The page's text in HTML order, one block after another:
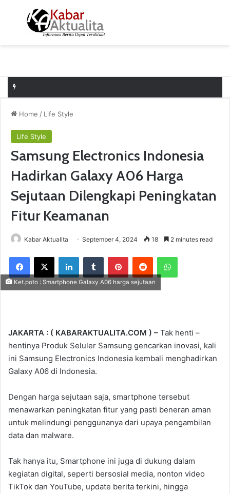
Menu
Home / Life Style
Life Style
Samsung Electronics Indonesia
Hadirkan Galaxy A06 Harga
Sejutaan Dilengkapi Peningkatan
Fitur Keamanan
Kabar Aktualita September 4, 2024 18 2 minutes read
Ket.poto : Smartphone Galaxy A06 harga sejutaan
JAKARTA : ( KABARAKTUALITA.COM ) – Tak henti –
hentinya Produk Seluler Samsung gencarkan inovasi, kali
ini Samsung Electronics Indonesia kembali menghadirkan
Galaxy A06 di Indonesia.
Dengan harga sejutaan saja, smartphone tersebut
menawarkan peningkatan fitur yang pasti beneran aman
untuk melindungi penggunanya dari upaya pengambilan
data dan malware.
Tak hanya itu, Smartphone ini juga di dukung dalam
kegiatan digital, seperti bersosial media, nonton video
TikTok dan YouTube, update berita terkini, hingga